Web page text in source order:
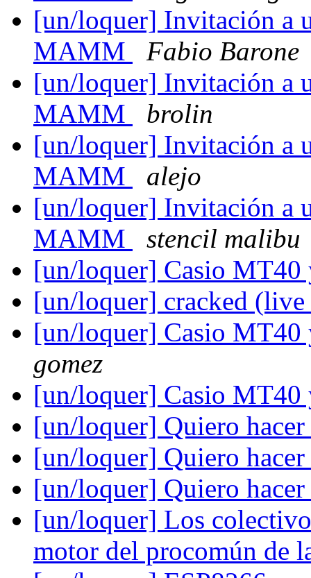
[un/loquer] Invitación a
MAMM
Fabio Barone
[un/loquer] Invitación a
MAMM
brolin
[un/loquer] Invitación a
MAMM
alejo
[un/loquer] Invitación a
MAMM
stencil malibu
[un/loquer] Casio MT40
[un/loquer] cracked
[un/loquer] Casio MT40
gomez
[un/loquer] Casio MT40
[un/loquer] Quiero
[un/loquer] Quiero
[un/loquer] Quiero
[un/loquer] Los
motor del procomún de